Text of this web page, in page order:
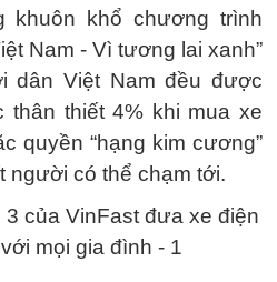
khuôn khổ chương trình
Nam - Vì tương lai xanh”
dân Việt Nam đều được
thân thiết 4% khi mua xe
quyền “hạng kim cương”
người có thể chạm tới.